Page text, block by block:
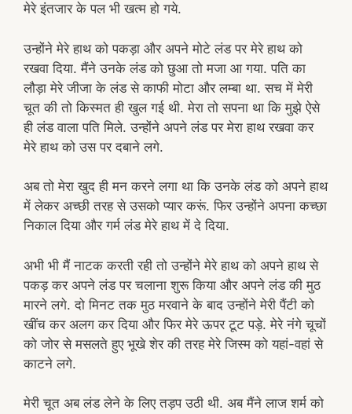
मेरे इंतजार के पल भी खत्म हो गये.
उन्होंने मेरे हाथ को पकड़ा और अपने मोटे लंड पर मेरे हाथ को
रखवा दिया. मैंने उनके लंड को छुआ तो मजा आ गया. पति का
लौड़ा मेरे जीजा के लंड से काफी मोटा और लम्बा था. सच में मेरी
चूत की तो किस्मत ही खुल गई थी. मेरा तो सपना था कि मुझे ऐसे
ही लंड वाला पति मिले. उन्होंने अपने लंड पर मेरा हाथ रखवा कर
मेरे हाथ को उस पर दबाने लगे.
अब तो मेरा खुद ही मन करने लगा था कि उनके लंड को अपने हाथ
में लेकर अच्छी तरह से उसको प्यार करूं. फिर उन्होंने अपना कच्छा
निकाल दिया और गर्म लंड मेरे हाथ में दे दिया.
अभी भी मैं नाटक करती रही तो उन्होंने मेरे हाथ को अपने हाथ से
पकड़ कर अपने लंड पर चलाना शुरू किया और अपने लंड की मुठ
मारने लगे. दो मिनट तक मुठ मरवाने के बाद उन्होंने मेरी पैंटी को
खींच कर अलग कर दिया और फिर मेरे ऊपर टूट पड़े. मेरे नंगे चूचों
को जोर से मसलते हुए भूखे शेर की तरह मेरे जिस्म को यहां-वहां से
काटने लगे.
मेरी चूत अब लंड लेने के लिए तड़प उठी थी. अब मैंने लाज शर्म को